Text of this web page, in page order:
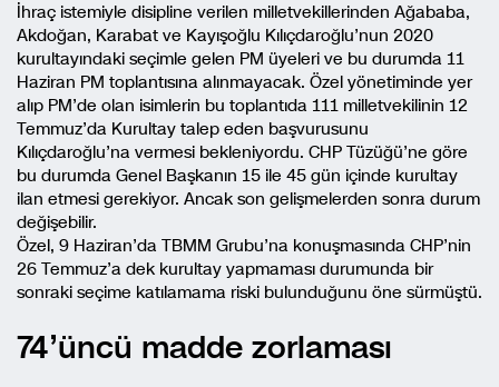
İhraç istemiyle disipline verilen milletvekillerinden Ağababa,
Akdoğan, Karabat ve Kayışoğlu Kılıçdaroğlu’nun 2020
kurultayındaki seçimle gelen PM üyeleri ve bu durumda 11
Haziran PM toplantısına alınmayacak. Özel yönetiminde yer
alıp PM’de olan isimlerin bu toplantıda 111 milletvekilinin 12
Temmuz’da Kurultay talep eden başvurusunu
Kılıçdaroğlu’na vermesi bekleniyordu. CHP Tüzüğü’ne göre
bu durumda Genel Başkanın 15 ile 45 gün içinde kurultay
ilan etmesi gerekiyor. Ancak son gelişmelerden sonra durum
değişebilir.
Özel, 9 Haziran’da TBMM Grubu’na konuşmasında CHP’nin
26 Temmuz’a dek kurultay yapmaması durumunda bir
sonraki seçime katılamama riski bulunduğunu öne sürmüştü.
74’üncü madde zorlaması